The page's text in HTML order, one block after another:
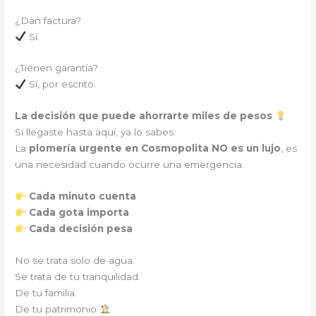
¿Dan factura?
Sí.
¿Tienen garantía?
Sí, por escrito.
La decisión que puede ahorrarte miles de pesos
Si llegaste hasta aquí, ya lo sabes:
La plomería urgente en Cosmopolita NO es un lujo, es
una necesidad cuando ocurre una emergencia.
Cada minuto cuenta
Cada gota importa
Cada decisión pesa
No se trata solo de agua.
Se trata de tu tranquilidad.
De tu familia.
De tu patrimonio